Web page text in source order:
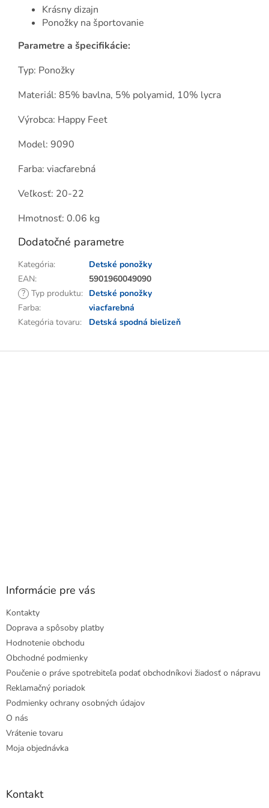
Krásny dizajn
Ponožky na športovanie
Parametre a špecifikácie:
Typ: Ponožky
Materiál: 85% bavlna, 5% polyamid, 10% lycra
Výrobca: Happy Feet
Model: 9090
Farba: viacfarebná
Veľkosť: 20-22
Hmotnosť: 0.06 kg
Dodatočné parametre
Kategória:
Detské ponožky
EAN:
5901960049090
? Typ produktu: Detské ponožky
Farba:
viacfarebná
Kategória tovaru: Detská spodná bielizeň
Z
Informácie pre vás
Kontakty
Doprava a spôsoby platby
Hodnotenie obchodu
Obchodné podmienky
Poučenie o práve spotrebiteľa podať obchodníkovi žiadosť o nápravu
Reklamačný poriadok
Podmienky ochrany osobných údajov
O nás
Vrátenie tovaru
Moja objednávka
Kontakt